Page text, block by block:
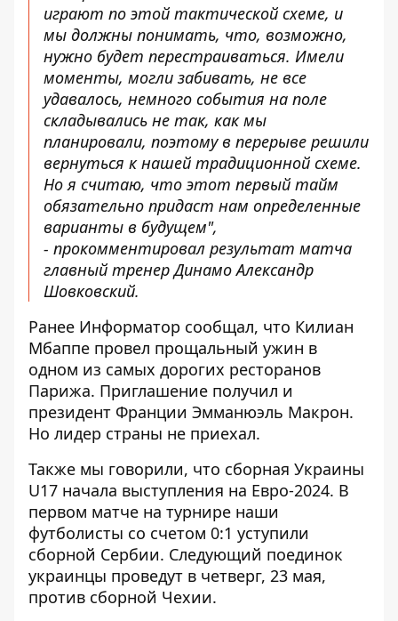
играют по этой тактической схеме, и
мы должны понимать, что, возможно,
нужно будет перестраиваться. Имели
моменты, могли забивать, не все
удавалось, немного события на поле
складывались не так, как мы
планировали, поэтому в перерыве решили
вернуться к нашей традиционной схеме.
Но я считаю, что этот первый тайм
обязательно придаст нам определенные
варианты в будущем",
- прокомментировал результат матча
главный тренер Динамо Александр
Шовковский.
Ранее Информатор сообщал, что Килиан
Мбаппе провел прощальный ужин в
одном из самых дорогих ресторанов
Парижа. Приглашение получил и
президент Франции Эмманюэль Макрон.
Но лидер страны не приехал.
Также мы говорили, что сборная Украины
U17 начала выступления на Евро-2024. В
первом матче на турнире наши
футболисты со счетом 0:1 уступили
сборной Сербии. Следующий поединок
украинцы проведут в четверг, 23 мая,
против сборной Чехии.